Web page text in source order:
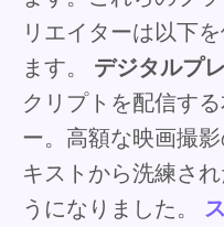
リエイターは以下
ます。 デジタルプ
クリプトを配信す
ー。高額な映画撮
キストから洗練さ
うになりました。